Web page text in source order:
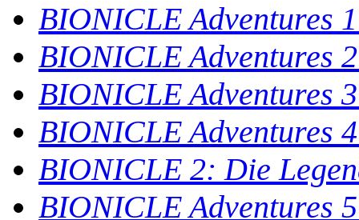
BIONICLE Adventures
BIONICLE Adventures
BIONICLE Adventures
BIONICLE Adventures
BIONICLE 2: Die
BIONICLE Adventures